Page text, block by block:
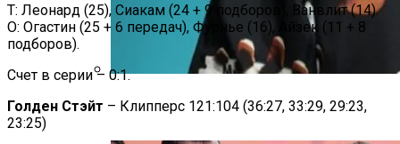
Дуэт Из Украины Выступит На
Легендарном Фестивале Coachella
Т: Леонард (25), Сиакам (24 + 9 подборов), Ванвлит (14).
О: Огастин (25 + 6 передач), Фурнье (16), Айзек (11 + 8
подборов).
Счет в серии – 0:1.
Голден Стэйт – Клипперс 121:104 (36:27, 33:29, 29:23,
23:25)